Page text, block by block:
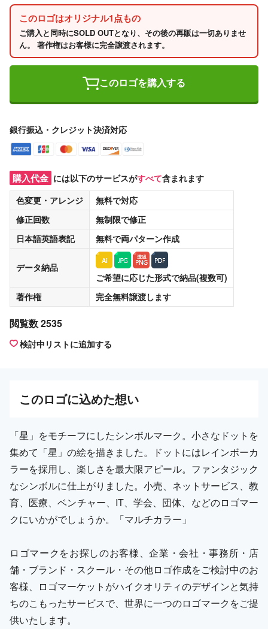
このロゴはオリジナル1点もの
ご購入と同時にSOLD OUTとなり、その後の再販は一切ありませ
ん。 著作権はお客様に完全譲渡されます。
このロゴを購入する
銀行振込・クレジット決済対応
購入代金 には以下のサービスがすべて含まれます
色変更・アレンジ
無料で対応
修正回数
無制限で修正
日本語英語表記
無料で両パターン作成
データ納品
ご希望に応じた形式で納品(複数可)
著作権
完全無料譲渡します
閲覧数 2535
検討中リストに追加する
このロゴに込めた想い
「星」をモチーフにしたシンボルマーク。小さなドットを
集めて「星」の絵を描きました。ドットにはレインボーカ
ラーを採用し、楽しさを最大限アピール。ファンタジック
なシンボルに仕上がりました。小売、ネットサービス、教
育、医療、ベンチャー、IT、学会、団体、などのロゴマー
クにいかがでしょうか。「マルチカラー」
ロゴマークをお探しのお客様、企業・会社・事務所・店
舗・ブランド・スクール・その他ロゴ作成をご検討中のお
客様、ロゴマーケットがハイクオリティのデザインと気持
ちのこもったサービスで、世界に一つのロゴマークをご提
供いたします。